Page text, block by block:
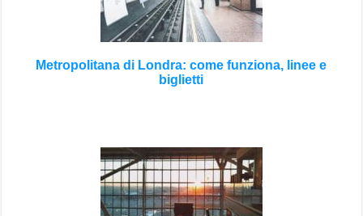
Metropolitana di Londra: come funziona, linee e
biglietti